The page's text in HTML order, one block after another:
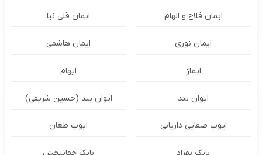
ایمان فلاح و الهام ایمان قلی نیا
ایمان نوری ایمان هاشمی
ایماژ ایهام
ایوان بند ایوان بند (حسین شریفی)
ایوب صفایی داریانی ایوب طغان